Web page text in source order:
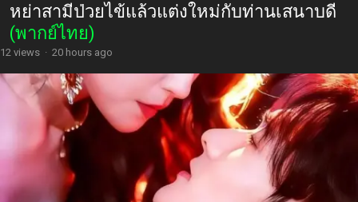
หย่าสามีป่วยไข้แล้วแต่งใหม่กับท่านเสนาบดี
(พากย์ไทย)
12 views · 20 hours ago